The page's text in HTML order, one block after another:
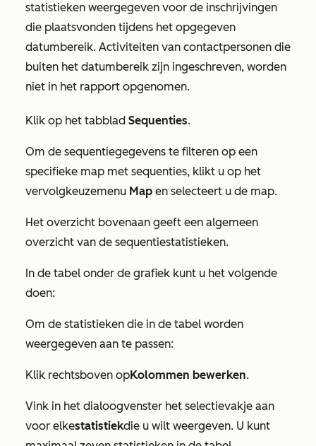
statistieken weergegeven voor de inschrijvingen
die plaatsvonden tijdens het opgegeven
datumbereik. Activiteiten van contactpersonen die
buiten het datumbereik zijn ingeschreven, worden
niet in het rapport opgenomen.
Klik op het tabblad Sequenties.
Om de sequentiegegevens te filteren op een
specifieke map met sequenties, klikt u op het
vervolgkeuzemenu Map en selecteert u de map.
Het overzicht bovenaan geeft een algemeen
overzicht van de sequentiestatistieken.
In de tabel onder de grafiek kunt u het volgende
doen:
Om de statistieken die in de tabel worden
weergegeven aan te passen:
Klik rechtsboven opKolommen bewerken.
Vink in het dialoogvenster het selectievakje aan
voor elkestatistiekdie u wilt weergeven. U kunt